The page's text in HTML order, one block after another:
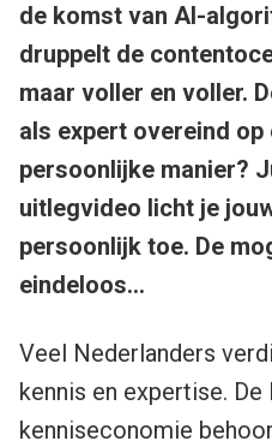
de komst van AI-
druppelt de
maar voller en voller.
als expert overeind op
persoonlijke manier?
uitlegvideo licht je
persoonlijk toe. De
eindeloos…
Veel Nederlanders
kennis en expertise. De
kenniseconomie